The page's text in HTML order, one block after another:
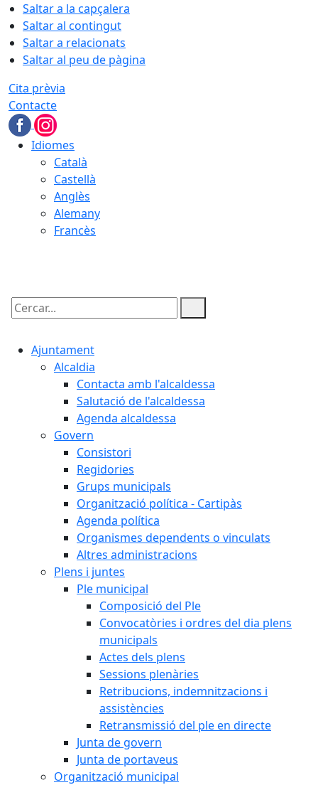
Saltar a la capçalera
Saltar al contingut
Saltar a relacionats
Saltar al peu de pàgina
Cita prèvia
Contacte
Idiomes
Català
Castellà
Anglès
Alemany
Francès
Cercar:
Ajuntament
Alcaldia
Contacta amb l'alcaldessa
Salutació de l'alcaldessa
Agenda alcaldessa
Govern
Consistori
Regidories
Grups municipals
Organització política - Cartipàs
Agenda política
Organismes dependents o vinculats
Altres administracions
Plens i juntes
Ple municipal
Composició del Ple
Convocatòries i ordres del dia plens
municipals
Actes dels plens
Sessions plenàries
Retribucions, indemnitzacions i
assistències
Retransmissió del ple en directe
Junta de govern
Junta de portaveus
Organització municipal